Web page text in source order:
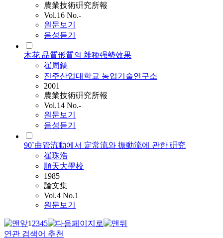
農業技術硏究所報
Vol.16 No.-
원문보기
음성듣기
木花 品質形質의 雜種强勢效果
崔周鎬
진주산업대학교 농업기술연구소
2001
農業技術硏究所報
Vol.14 No.-
원문보기
음성듣기
90˚曲管流動에서 定常流와 振動流에 관한 硏究
崔珠浩
順天大學校
1985
論文集
Vol.4 No.1
원문보기
12345
연관 검색어 추천